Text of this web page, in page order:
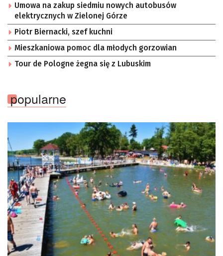
Umowa na zakup siedmiu nowych autobusów
elektrycznych w Zielonej Górze
Piotr Biernacki, szef kuchni
Mieszkaniowa pomoc dla młodych gorzowian
Tour de Pologne żegna się z Lubuskim
popularne